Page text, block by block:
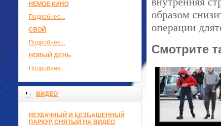
НЕМОЕ КИНО
Подробнее...
СВОЙ
Подробнее...
НОВЫЙ ДЕНЬ
Подробнее...
ВИДЕО
НЕУДАЧНЫЙ И БЕЗБАШЕННЫЙ
ПАРКУР, СНЯТЫЙ НА ВИДЕО
образом
операции
Смотрите